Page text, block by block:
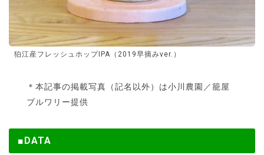
狛江産フレッシュホップIPA（2019早摘みver.）
＊本記事の掲載写真（記名以外）は小川農園／籠屋
ブルワリー提供
■DATA